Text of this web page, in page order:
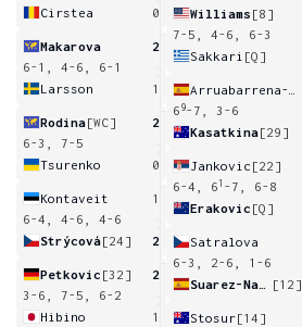
Cirstea
0
Makarova
2
6-1, 4-6, 6-1
Larsson
1
Rodina[WC]
2
6-3, 7-5
Tsurenko
0
Kontaveit
1
6-4, 4-6, 4-6
Strýcová[24] 2
Petkovic [32]
2
3-6, 7-5, 6-2
Hibino
1
Williams [8]
7-5, 4-6, 6-3
Sakkari [Q]
6 9-7, 3-6
Kasatkina[29]
Jankovic [22]
6-4, 6 1 -7, 6-8
Erakovic [Q]
Satralova
6-3, 2-6, 1-6
[12]
Stosur[14]